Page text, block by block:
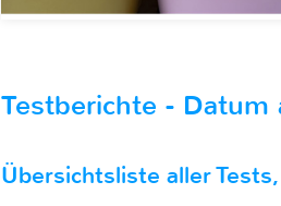
Testberichte - Datum
Übersichtsliste aller